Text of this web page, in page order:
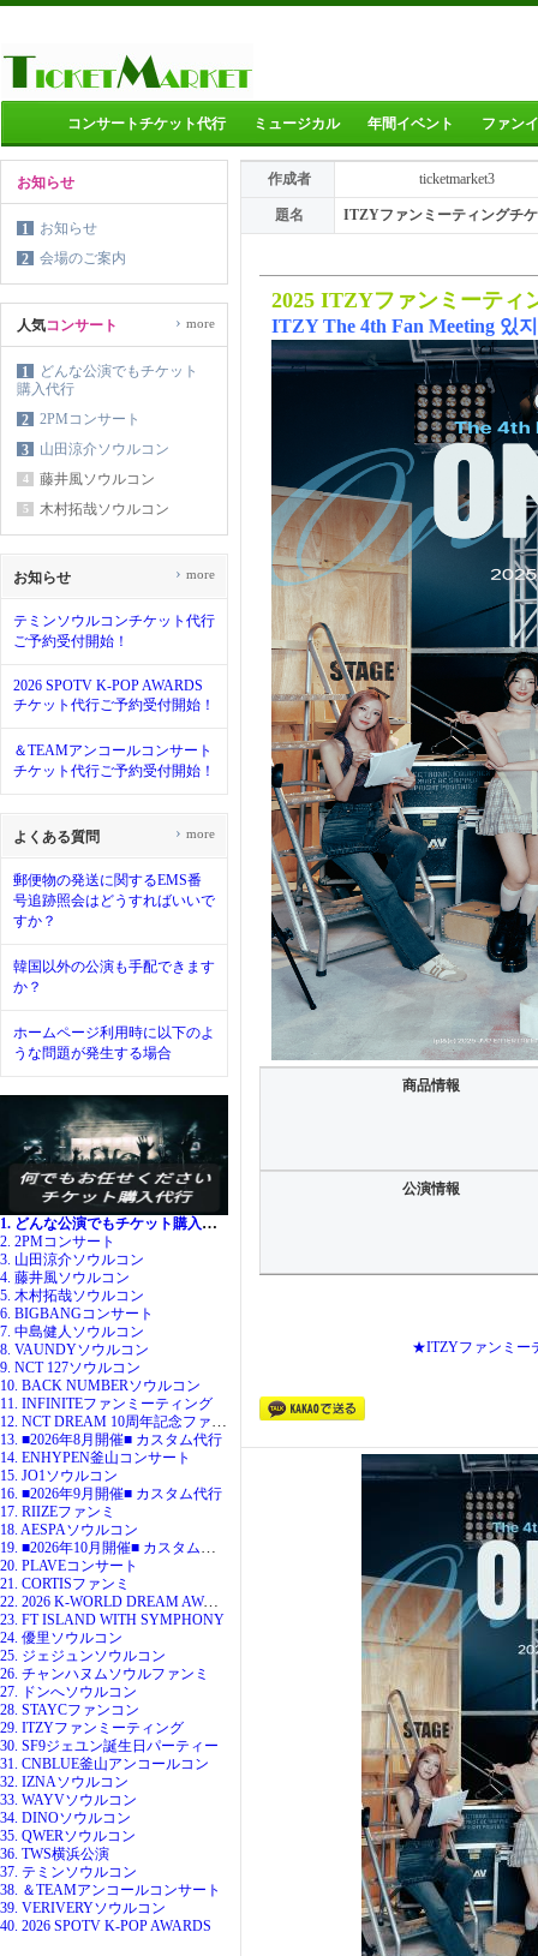
コンサートチケット代行 ミュージカル 年間イベント ファン
お知らせ
1
お知らせ
2
会場のご案内
人気コンサート
1
どんな公演でもチケット
購入代行
2
2PMコンサート
3
山田涼介ソウルコン
4 藤井風ソウルコン
5 木村拓哉ソウルコン
› more
お知らせ
テミンソウルコンチケット代行
ご予約受付開始！
2026 SPOTV K-POP AWARDS
チケット代行ご予約受付開始！
＆TEAMアンコールコンサート
チケット代行ご予約受付開始！
› more
よくある質問
郵便物の発送に関するEMS番
号追跡照会はどうすればいいで
すか？
韓国以外の公演も手配できます
か？
ホームページ利用時に以下のよ
うな問題が発生する場合
› more
1. どんな公演でもチケット購入代行
2. 2PMコンサート
3. 山田涼介ソウルコン
4. 藤井風ソウルコン
5. 木村拓哉ソウルコン
6. BIGBANGコンサート
7. 中島健人ソウルコン
8. VAUNDYソウルコン
9. NCT 127ソウルコン
10. BACK NUMBERソウルコン
11. INFINITEファンミーティング
12. NCT DREAM 10周年記念ファンミ
13. ■2026年8月開催■ カスタム代行
14. ENHYPEN釜山コンサート
15. JO1ソウルコン
16. ■2026年9月開催■ カスタム代行
17. RIIZEファンミ
18. AESPAソウルコン
19. ■2026年10月開催■ カスタム代行
20. PLAVEコンサート
21. CORTISファンミ
22. 2026 K-WORLD DREAM AWARDS
23. FT ISLAND WITH SYMPHONY
24. 優里ソウルコン
25. ジェジュンソウルコン
26. チャンハヌムソウルファンミ
27. ドンへソウルコン
28. STAYCファンコン
29. ITZYファンミーティング
30. SF9ジェユン誕生日パーティー
31. CNBLUE釜山アンコールコン
32. IZNAソウルコン
33. WAYVソウルコン
34. DINOソウルコン
35. QWERソウルコン
36. TWS横浜公演
37. テミンソウルコン
38. ＆TEAMアンコールコンサート
39. VERIVERYソウルコン
40. 2026 SPOTV K-POP AWARDS
作成者 ticketmarket3
題名 ITZYファンミーティングチ
2025 ITZYファンミーティ
ITZY The 4th Fan Meeting 있
商品情報
公演情報
★ITZYファンミー